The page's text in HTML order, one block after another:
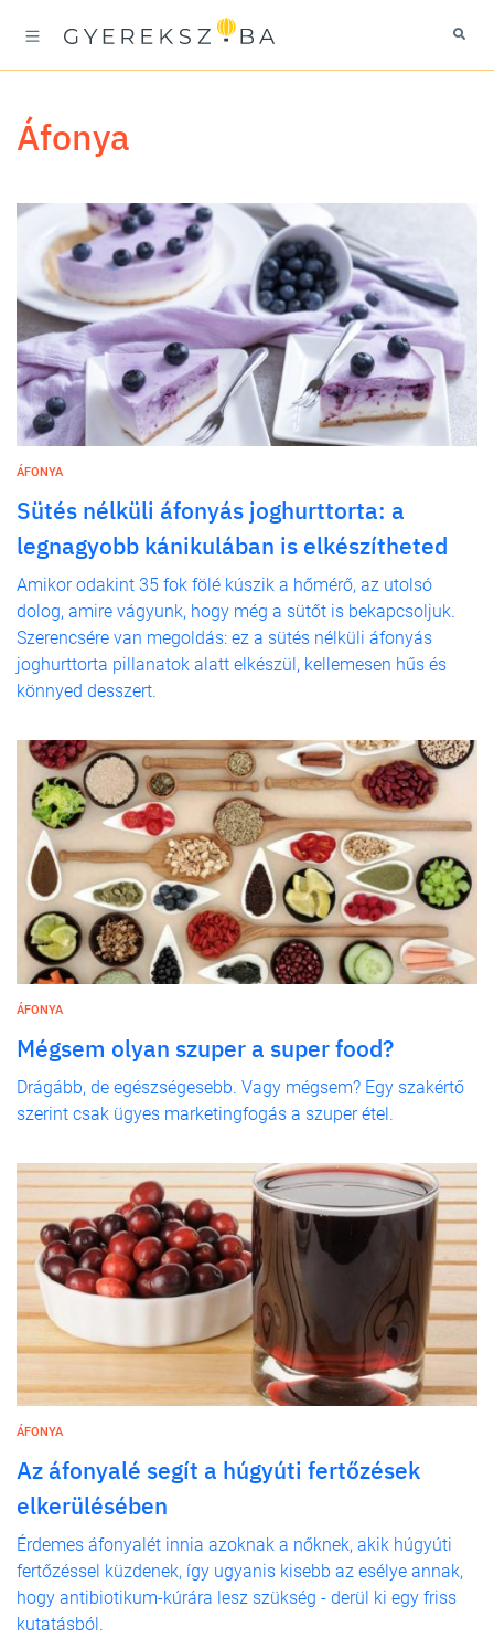
áfonya
ÁFONYA
Sütés nélküli áfonyás joghurttorta: a
legnagyobb kánikulában is elkészítheted
Amikor odakint 35 fok fölé kúszik a hőmérő, az utolsó
dolog, amire vágyunk, hogy még a sütőt is bekapcsoljuk.
Szerencsére van megoldás: ez a sütés nélküli áfonyás
joghurttorta pillanatok alatt elkészül, kellemesen hűs és
könnyed desszert.
ÁFONYA
Mégsem olyan szuper a super food?
Drágább, de egészségesebb. Vagy mégsem? Egy szakértő
szerint csak ügyes marketingfogás a szuper étel.
ÁFONYA
Az áfonyalé segít a húgyúti fertőzések
elkerülésében
Érdemes áfonyalét innia azoknak a nőknek, akik húgyúti
fertőzéssel küzdenek, így ugyanis kisebb az esélye annak,
hogy antibiotikum-kúrára lesz szükség - derül ki egy friss
kutatásból.